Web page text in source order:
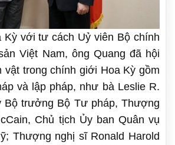
Kỳ với tư cách Uỷ viên Bộ chính
Việt Nam, ông Quang đã hội
vật trong chính giới Hoa Kỳ gồm
và lập pháp, như bà Leslie R.
Bộ trưởng Bộ Tư pháp, Thượng
Chủ tịch Ủy ban Quân vụ
Thượng nghị sĩ Ronald Harold